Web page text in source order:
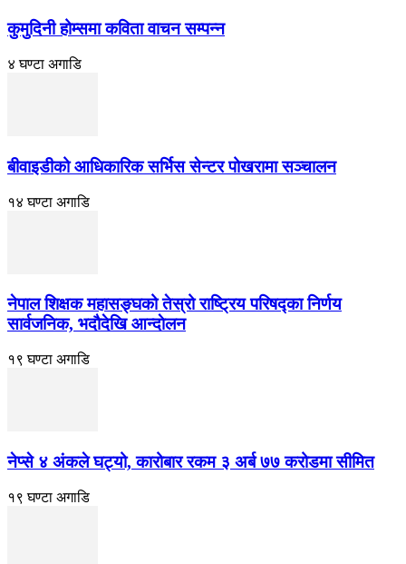
कुमुदिनी होम्समा कविता वाचन सम्पन्न
४ घण्टा अगाडि
बीवाइडीको आधिकारिक सर्भिस सेन्टर पोखरामा सञ्चालन
१४ घण्टा अगाडि
नेपाल शिक्षक महासङ्घको तेस्रो राष्ट्रिय परिषद्का निर्णय
सार्वजनिक, भदाैदेखि आन्दाेलन
१९ घण्टा अगाडि
नेप्से ४ अंकले घट्यो, कारोबार रकम ३ अर्ब ७७ करोडमा सीमित
१९ घण्टा अगाडि